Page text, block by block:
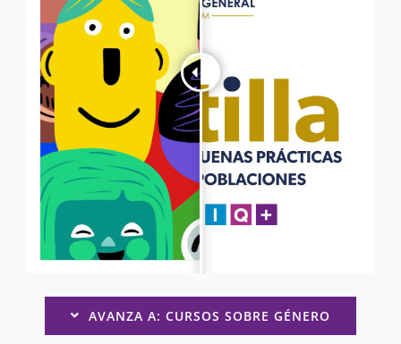
AVANZA A: CURSOS SOBRE GÉNERO